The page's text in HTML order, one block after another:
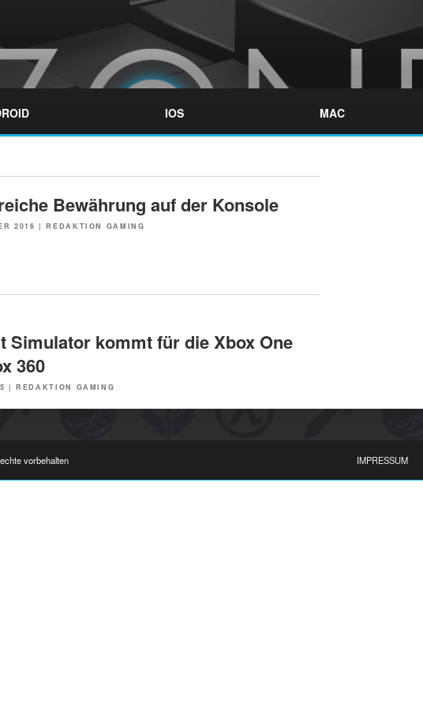
IOS MAC
Bewährung auf der Konsole
2016 |REDAKTION GAMING
Simulator kommt für die Xbox One
360
|REDAKTION GAMING
vorbehalten IMPRESSUM